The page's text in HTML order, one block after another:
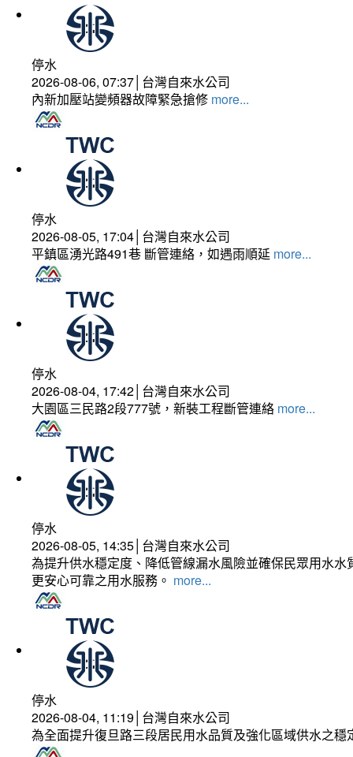
停水
2026-08-06, 07:37│台灣自來水公司
內新加壓站變頻器故障緊急搶修 more...
停水
2026-08-05, 17:04│台灣自來水公司
平鎮區湧光路491巷 斷管連絡，如遇雨順延 more...
停水
2026-08-04, 17:42│台灣自來水公司
大園區三民路2段777號，新裝工程斷管連絡 more...
停水
2026-08-05, 14:35│台灣自來水公司
為提升供水穩定度、降低管線漏水風險並確保民眾用水
更安心可靠之用水服務。 more...
停水
2026-08-04, 11:19│台灣自來水公司
為全面提升復旦路三段居民用水品質及強化區域供水之